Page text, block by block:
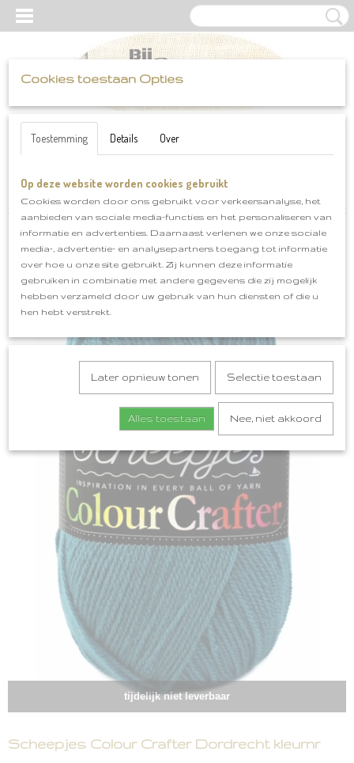
Inloggen Registreren UW WINKELWAGEN
Home >Scheepjes>Colour Crafter >Scheepjes Colour Crafter
Dordrecht kleurnr 1062
tijdelijk niet leverbaar
Scheepjes Colour Crafter Dordrecht kleurnr
Cookies toestaan Opties
Toestemming Details Over
Op deze website worden cookies gebruikt
Cookies worden door ons gebruikt voor verkeersanalyse, het
aanbieden van sociale media-functies en het personaliseren van
informatie en advertenties. Daarnaast verlenen we onze sociale
media-, advertentie- en analysepartners toegang tot informatie
over hoe u onze site gebruikt. Zij kunnen deze informatie
gebruiken in combinatie met andere gegevens die zij mogelijk
hebben verzameld door uw gebruik van hun diensten of die u
hen hebt verstrekt.
Later opnieuw tonen Selectie toestaan
Alles toestaan Nee, niet akkoord